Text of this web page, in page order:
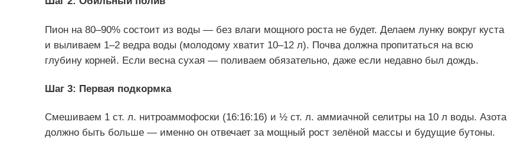
Пион на 80–90% состоит из воды — без влаги мощного роста не будет. Делаем лунку вокруг куста
и выливаем 1–2 ведра воды (молодому хватит 10–12 л). Почва должна пропитаться на всю
глубину корней. Если весна сухая — поливаем обязательно, даже если недавно был дождь.
Шаг 3: Первая подкормка
Смешиваем 1 ст. л. нитроаммофоски (16:16:16) и ½ ст. л. аммиачной селитры на 10 л воды. Азота
должно быть больше — именно он отвечает за мощный рост зелёной массы и будущие бутоны.